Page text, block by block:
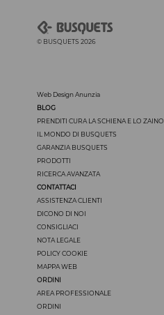
© BUSQUETS 2026
Web Design Anunzia
BLOG
PRENDITI CURA LA SCHIENA E LO ZAINO
IL MONDO DI BUSQUETS
GARANZIA BUSQUETS
PRODOTTI
RICERCA AVANZATA
CONTATTACI
ASSISTENZA CLIENTI
DICONO DI NOI
CONSIGLIACI
NOTA LEGALE
POLICY COOKIE
MAPPA WEB
ORDINI
AREA PROFESSIONALE
ORDINI